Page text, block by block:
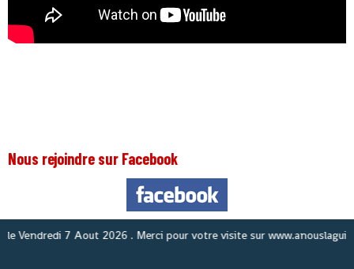
Nous rejoindre sur Facebook